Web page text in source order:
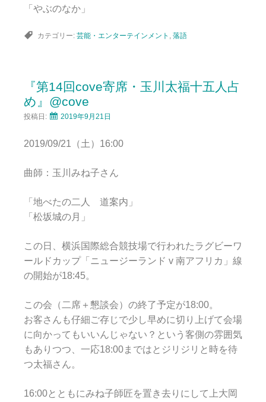
「やぶのなか」
カテゴリー: 芸能・エンターテインメント , 落語
『第14回cove寄席・玉川太福十五人占
め』@cove
投稿日: 2019年9月21日
2019/09/21（土）16:00
曲師：玉川みね子さん
「地べたの二人 道案内」
「松坂城の月」
この日、横浜国際総合競技場で行われたラグビーワ
ールドカップ「ニュージーランド v 南アフリカ」線
の開始が18:45。
この会（二席＋懇談会）の終了予定が18:00。
お客さんも仔細ご存じで少し早めに切り上げて会場
に向かってもいいんじゃない？という客側の雰囲気
もありつつ、一応18:00まではとジリジリと時を待
つ太福さん。
16:00とともにみね子師匠を置き去りにして上大岡